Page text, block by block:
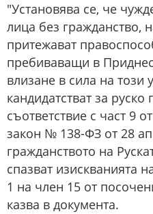
"Установява се, че
лица без гражданство,
притежават
пребиваващи в
влизане в сила на този
кандидатстват за руско
съответствие с част 9
закон № 138-ФЗ от 28
гражданството на
спазват изискванията
1 на член 15 от
казва в документа.